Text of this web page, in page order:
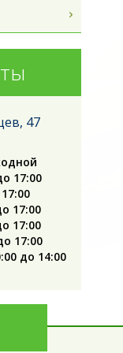
47
17:00
17:00
17:00
17:00
до 14:00